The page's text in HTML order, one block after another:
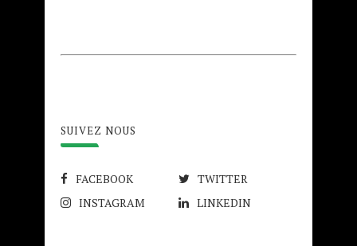
SUIVEZ NOUS
FACEBOOK
TWITTER
INSTAGRAM
LINKEDIN